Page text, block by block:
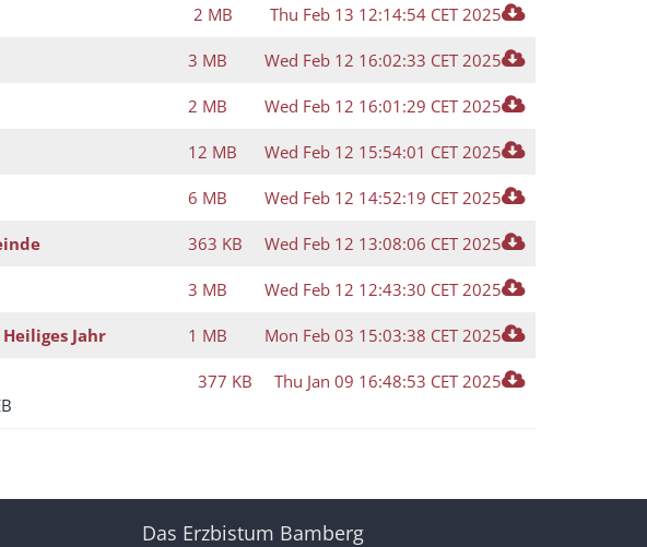
2 MB Thu Feb 13 12:14:54 CET 2025
3 MB Wed Feb 12 16:02:33 CET 2025
2 MB Wed Feb 12 16:01:29 CET 2025
12 MB Wed Feb 12 15:54:01 CET 2025
6 MB Wed Feb 12 14:52:19 CET 2025
363 KB Wed Feb 12 13:08:06 CET 2025
3 MB Wed Feb 12 12:43:30 CET 2025
Jahr 1 MB Mon Feb 03 15:03:38 CET 2025
377 KB Thu Jan 09 16:48:53 CET 2025
Das Erzbistum Bamberg